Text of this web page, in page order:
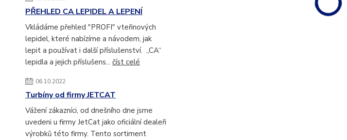
PŘEHLED CA LEPIDEL A LEPENÍ
Vkládáme přehled "PROFI" vteřinových
lepidel, které nabízíme a návodem, jak
lepit a používat i další příslušenství. „CA“
lepidla a jejich příslušens... číst celé
06.10.2022
Turbíny od firmy JETCAT
Vážení zákazníci, od dnešního dne jsme
uvedeni u firmy JetCat jako oficiální dealeři
výrobků této firmy. Tento sortiment